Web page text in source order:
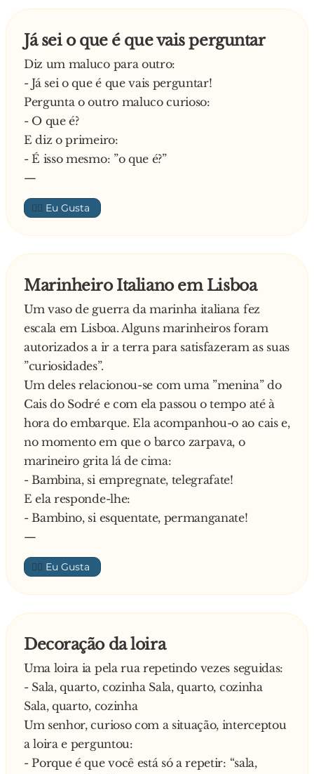
também tem a mania da galinha… Eu também
Muito admirada diz a menina Maria:
- Tás? Então mostra lá, para ver se é como a
minha…
O Joãozinho lá baixa as calças e mostra a sua
penugem.
E, muito rapidamente, acrescenta a menina
Maria
- Ai Joãozinho, tu estás muito pior que eu! Até já
tens pescoço e moelas
Já sei o que é que vais perguntar
Diz um maluco para outro:
- Já sei o que é que vais perguntar!
Pergunta o outro maluco curioso:
- O que é?
E diz o primeiro:
- É isso mesmo: ”o que é?”
—
👍🏼
Marinheiro Italiano em Lisboa
Um vaso de guerra da marinha italiana fez
escala em Lisboa. Alguns marinheiros foram
autorizados a ir a terra para satisfazeram as suas
”curiosidades”.
Um deles relacionou-se com uma ”menina” do
Cais do Sodré e com ela passou o tempo até à
hora do embarque. Ela acompanhou-o ao cais e,
no momento em que o barco zarpava, o
marineiro grita lá de cima:
- Bambina, si empregnate, telegrafate!
E ela responde-lhe:
- Bambino, si esquentate, permanganate!
—
👍🏼
Decoração da loira
Uma loira ia pela rua repetindo vezes seguidas:
- Sala, quarto, cozinha Sala, quarto, cozinha
Sala, quarto, cozinha
Um senhor, curioso com a situação, interceptou
a loira e perguntou:
- Porque é que você está só a repetir: “sala,